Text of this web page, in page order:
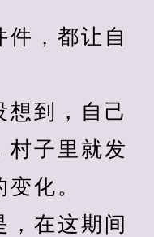
，都让自
到，自己
村子里就发
化。
在这期间